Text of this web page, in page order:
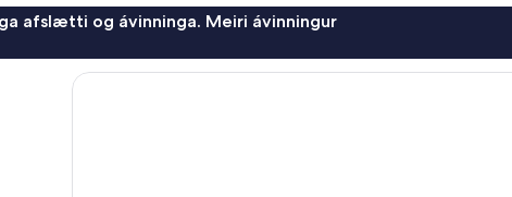
afslætti og ávinninga. Meiri ávinningur